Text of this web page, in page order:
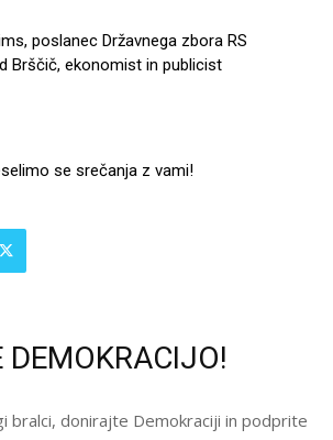
poslanec Državnega zbora RS
Brščič, ekonomist in publicist
se srečanja z vami!
DEMOKRACIJO!
bralci, donirajte Demokraciji in podprite